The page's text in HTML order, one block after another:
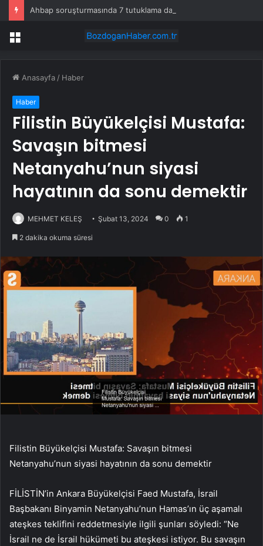
Ahbap soruşturmasında 7 tutuklama daha
Menü
Anasayfa / Haber
Haber
Filistin Büyükelçisi Mustafa:
Savaşın bitmesi
Netanyahu’nun siyasi
hayatının da sonu demektir
MEHMET KELEŞ Şubat 13, 2024 0 1
2 dakika okuma süresi
Filistin Büyükelçisi Mustafa: Savaşın bitmesi
Netanyahu’nun siyasi hayatının da sonu demektir
FİLİSTİN’in Ankara Büyükelçisi Faed Mustafa, İsrail
Başbakanı Binyamin Netanyahu’nun Hamas’ın üç aşamalı
ateşkes teklifini reddetmesiyle ilgili şunları söyledi: “Ne
İsrail ne de İsrail hükümeti bu ateşkesi istiyor. Bu savaşın